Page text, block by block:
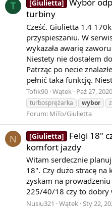
T [Giulietta]
turbiny
Cześć. Giulietta 1.4
przyspieszaniu. W
wykazała awarię
Niestety nie dostałem
Patrząc po necie
pełnić taka funkcję.
Tofik90 Wątek Paź 27, 2020
turbosprężarka
wybor
Forum: MiTo/Giulietta
N [Giulietta]
Felgi 18"
komfort jazdy
Witam serdecznie
18". Czy dużo stracę na
zyskam na prowadzeniu
225/40/18 czy to dobry
Nusiu321 Wątek Sty 22,